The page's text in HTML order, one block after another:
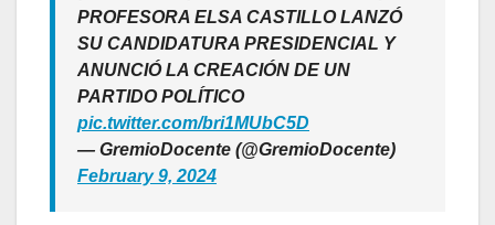
PROFESORA ELSA CASTILLO LANZÓ
SU CANDIDATURA PRESIDENCIAL Y
ANUNCIÓ LA CREACIÓN DE UN
PARTIDO POLÍTICO
pic.twitter.com/bri1MUbC5D
— GremioDocente (@GremioDocente)
February 9, 2024